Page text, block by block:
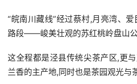
“皖南川藏线”经过蔡村,月亮湾、
路段——峻美壮观的苏红桃岭盘山公
这全程都是泾县传统尖茶产区,更
兰香的主产地,同时也是茶园观光与